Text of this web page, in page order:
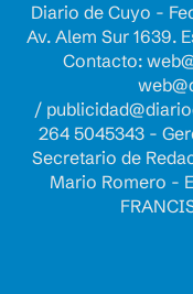
Diario de Cuyo -
Av. Alem Sur 1639.
Contacto:
/
264 5045343 -
Secretario de
Mario Romero -